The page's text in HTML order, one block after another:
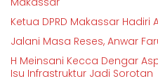
Ketua DPRD Makassar
Jalani Masa Reses, Anwar
H Meinsani Kecca Dengar
Isu Infrastruktur Jadi Sorotan